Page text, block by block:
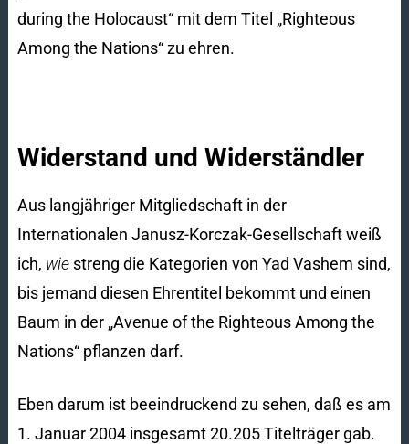
during the Holocaust“ mit dem Titel „Righteous
Among the Nations“ zu ehren.
Widerstand und Widerständler
Aus langjähriger Mitgliedschaft in der
Internationalen Janusz-Korczak-Gesellschaft weiß
ich, wie streng die Kategorien von Yad Vashem sind,
bis jemand diesen Ehrentitel bekommt und einen
Baum in der „Avenue of the Righteous Among the
Nations“ pflanzen darf.
Eben darum ist beeindruckend zu sehen, daß es am
1. Januar 2004 insgesamt 20.205 Titelträger gab.